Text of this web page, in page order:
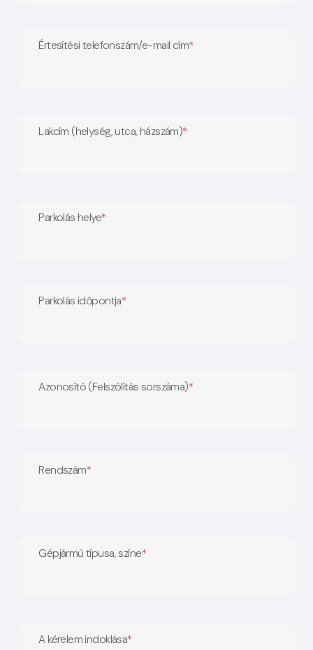
Értesítési telefonszám/e-mail cím*
Lakcím (helység, utca, házszám)*
Parkolás helye*
Parkolás időpontja*
Azonosító (Felszólítás sorszáma)*
Rendszám*
Gépjármű típusa, színe*
A kérelem indoklása*